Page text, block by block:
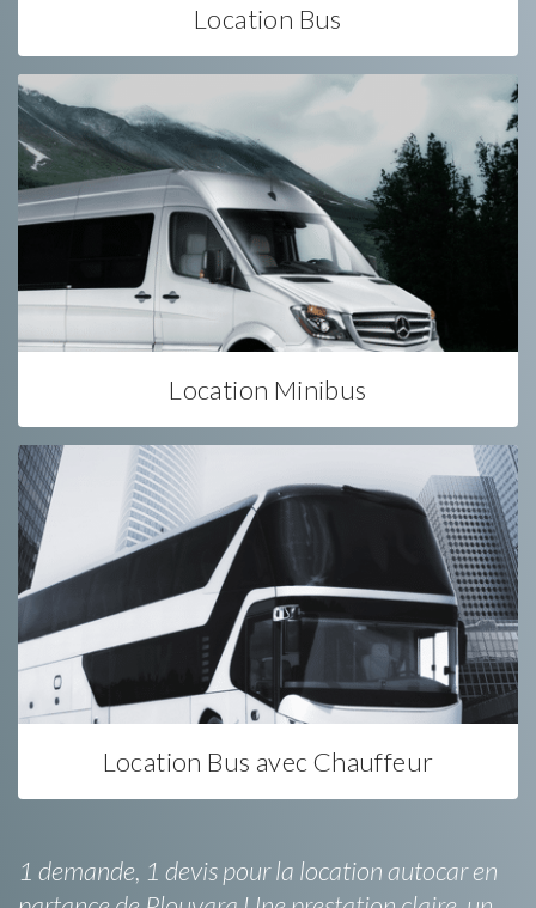
Location Bus
Location Minibus
Location Bus avec Chauffeur
1 demande, 1 devis pour la location autocar en